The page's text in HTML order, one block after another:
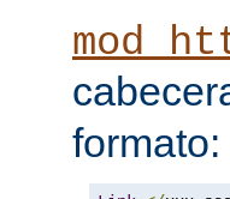
formato: